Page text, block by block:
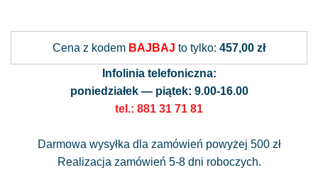
Cena z kodem BAJBAJ to tylko: 457,00 zł
Infolinia telefoniczna:
poniedziałek — piątek: 9.00-16.00
tel.: 881 31 71 81
Darmowa wysyłka dla zamówień powyżej 500 zł
Realizacja zamówień 5-8 dni roboczych.